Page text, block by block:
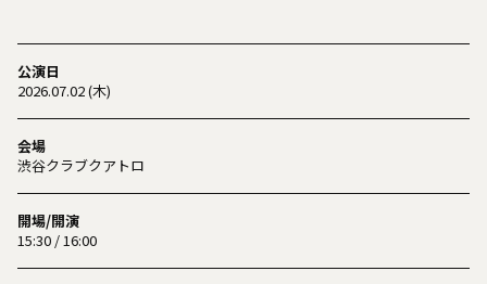
公演日
2026.07.02 (木)
会場
渋谷クラブクアトロ
開場/開演
15:30 / 16:00